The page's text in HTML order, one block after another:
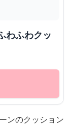
わふわクッ
ンのクッション